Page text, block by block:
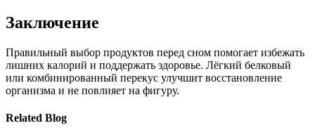
Заключение
Правильный выбор продуктов перед сном помогает избежать
лишних калорий и поддержать здоровье. Лёгкий белковый
или комбинированный перекус улучшит восстановление
организма и не повлияет на фигуру.
Related Blog